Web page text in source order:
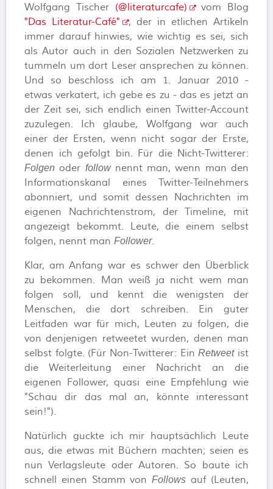
Wolfgang Tischer (@literaturcafe)
vom Blog
"Das Literatur-Café"
, der in etlichen Artikeln
immer darauf hinwies, wie wichtig es sei, sich
als Autor auch in den Sozialen Netzwerken zu
tummeln um dort Leser ansprechen zu können.
Und so beschloss ich am 1. Januar 2010 -
etwas verkatert, ich gebe es zu - das es jetzt an
der Zeit sei, sich endlich einen Twitter-Account
zuzulegen. Ich glaube, Wolfgang war auch
einer der Ersten, wenn nicht sogar der Erste,
denen ich gefolgt bin. Für die Nicht-Twitterer:
Folgen oder follownennt man, wenn man den
Informationskanal eines Twitter-Teilnehmers
abonniert, und somit dessen Nachrichten im
eigenen Nachrichtenstrom, der Timeline, mit
angezeigt bekommt. Leute, die einem selbst
folgen, nennt man Follower.
Klar, am Anfang war es schwer den Überblick
zu bekommen. Man weiß ja nicht wem man
folgen soll, und kennt die wenigsten der
Menschen, die dort schreiben. Ein guter
Leitfaden war für mich, Leuten zu folgen, die
von denjenigen retweetet wurden, denen man
selbst folgte. (Für Non-Twitterer: EinRetweetist
die Weiterleitung einer Nachricht an die
eigenen Follower, quasi eine Empfehlung wie
"Schau dir das mal an, könnte interessant
sein!").
Natürlich guckte ich mir hauptsächlich Leute
aus, die etwas mit Büchern machten; seien es
nun Verlagsleute oder Autoren. So baute ich
schnell einen Stamm vonFollows auf (Leuten,